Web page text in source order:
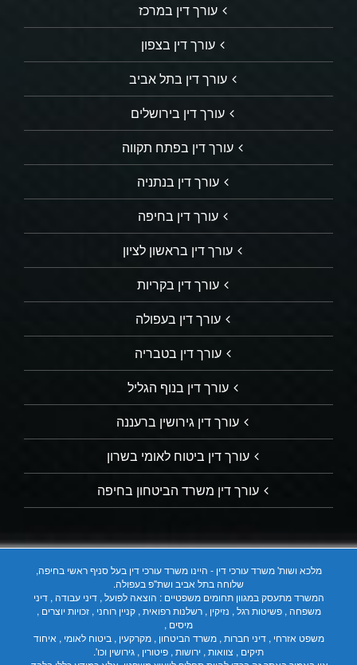
עורך דין במרכז
עורך דין בצפון
עורך דין בתל אביב
עורך דין בירושלים
עורך דין בפתח תקווה
עורך דין בנתניה
עורך דין בחיפה
עורך דין בראשון לציון
עורך דין בקריות
עורך דין בעפולה
עורך דין בטבריה
עורך דין בנוף הגליל
עורך דין גירושין ברעננה
עורך דין ביטוח לאומי בשרון
עורך דין משרד הביטחון בחיפה
מלכא ושות' משרד עורכי דין - היינו משרד עורכי דין בעל סניף ראשי בחיפה,
שלוחה בתל אביב ושת"פ בעפולה.
המשרד מתעסק במגוון תחומים משפטיים : הוצאה לפועל , דיני עבודה , דיני
משפחה , פשיטות רגל , נזיקין , רשלנות רפואית , קניין רוחני , זכויות יוצרים ,
מיסים ,
משפט אזרחי , דיני חברות , משרד הביטחון , מקרקעין , ביטוח לאומי , איחוד
תיקים , צוואות , ירושות , פיטורין , גירושין וכו'.